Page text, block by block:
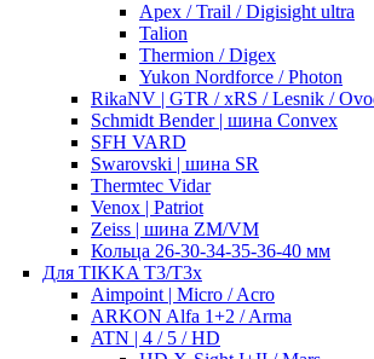
Apex / Trail / Digisight ultra
Talion
Thermion / Digex
Yukon Nordforce / Photon
RikaNV | GTR / xRS / Lesnik /
Schmidt Bender | шина Convex
SFH VARD
Swarovski | шина SR
Thermtec Vidar
Venox | Patriot
Zeiss | шина ZM/VM
Кольца 26-30-34-35-36-40 мм
Для TIKKA T3/T3x
Aimpoint | Micro / Acro
ARKON Alfa 1+2 / Arma
ATN | 4 / 5 / HD